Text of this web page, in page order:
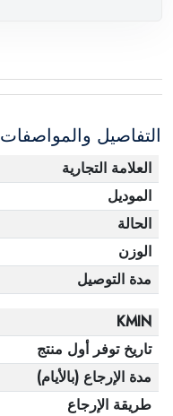
التفاصيل والمواصفات
العلامة التجارية
الموديل
الحالة
الوزن
مدة التوصيل
KMIN
تاريخ توفر أول منتج
مدة الإرجاع (بالأيام)
طريقة الإرجاع